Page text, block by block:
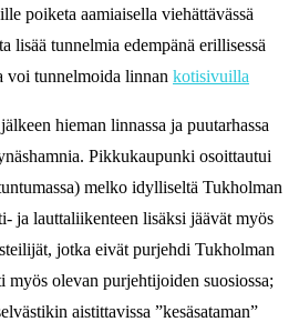
poiketa aamiaisella viehättävässä
lisää tunnelmia edempänä erillisessä
voi tunnelmoida linnan kotisivuilla
hieman linnassa ja puutarhassa
Pikkukaupunki osoittautui
melko idylliseltä Tukholman
ja lauttaliikenteen lisäksi jäävät myös
jotka eivät purjehdi Tukholman
myös olevan purjehtijoiden suosiossa;
aistittavissa ”kesäsataman”